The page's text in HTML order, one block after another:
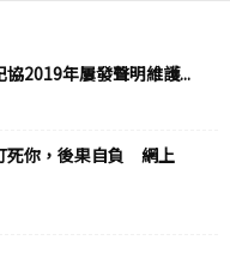
2019年屢發聲明維護...
死你，後果自負 網上